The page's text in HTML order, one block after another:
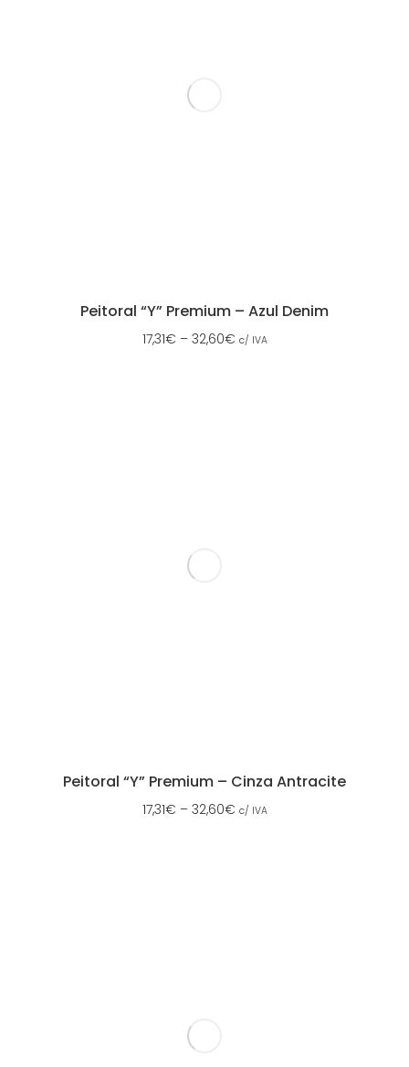
Peitoral “Y” Premium – Azul Denim
17,31€ – 32,60€ c/ IVA
Peitoral “Y” Premium – Cinza Antracite
17,31€ – 32,60€ c/ IVA